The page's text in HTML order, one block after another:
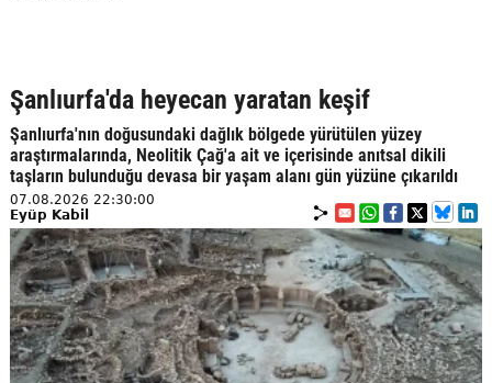
Şanlıurfa'da heyecan yaratan keşif
Şanlıurfa'nın doğusundaki dağlık bölgede yürütülen yüzey
araştırmalarında, Neolitik Çağ'a ait ve içerisinde anıtsal dikili
taşların bulunduğu devasa bir yaşam alanı gün yüzüne çıkarıldı
07.08.2026 22:30:00
Eyüp Kabil